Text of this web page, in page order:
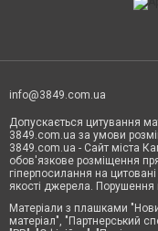
info@3849.com.ua
Допускається цитування
3849.com.ua за умови
3849.com.ua - Сайт міста
обов'язкове розміщення
гіперпосилання на
якості джерела. Порушення
Матеріали з плашками
матеріал", "Партнерський